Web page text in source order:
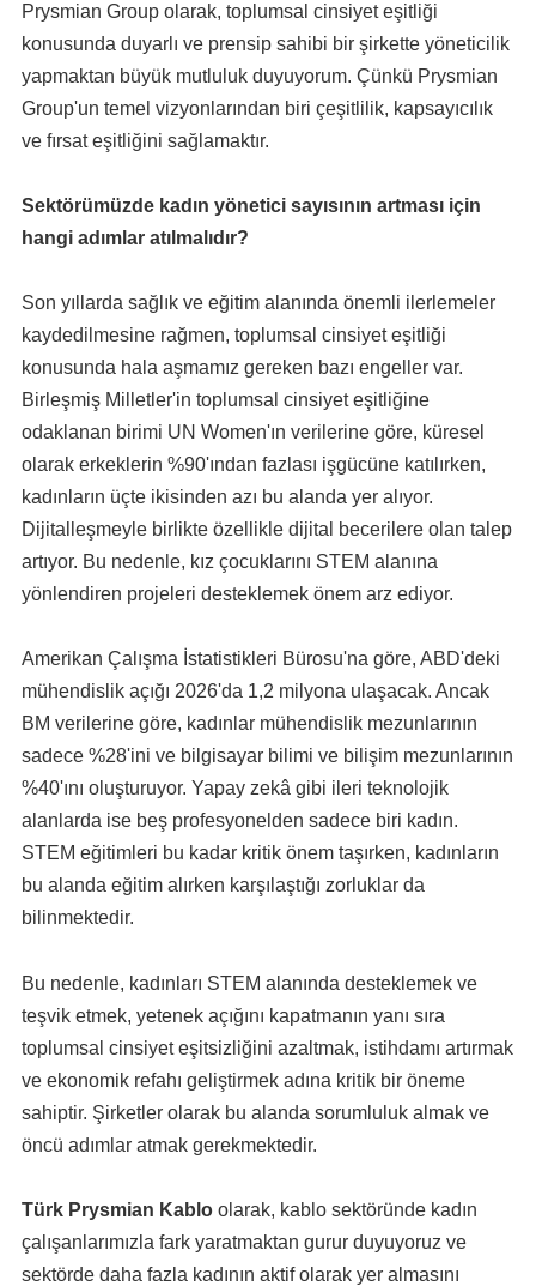
Prysmian Group olarak, toplumsal cinsiyet eşitliği
konusunda duyarlı ve prensip sahibi bir şirkette yöneticilik
yapmaktan büyük mutluluk duyuyorum. Çünkü Prysmian
Group'un temel vizyonlarından biri çeşitlilik, kapsayıcılık
ve fırsat eşitliğini sağlamaktır.
Sektörümüzde kadın yönetici sayısının artması için
hangi adımlar atılmalıdır?
Son yıllarda sağlık ve eğitim alanında önemli ilerlemeler
kaydedilmesine rağmen, toplumsal cinsiyet eşitliği
konusunda hala aşmamız gereken bazı engeller var.
Birleşmiş Milletler'in toplumsal cinsiyet eşitliğine
odaklanan birimi UN Women'ın verilerine göre, küresel
olarak erkeklerin %90'ından fazlası işgücüne katılırken,
kadınların üçte ikisinden azı bu alanda yer alıyor.
Dijitalleşmeyle birlikte özellikle dijital becerilere olan talep
artıyor. Bu nedenle, kız çocuklarını STEM alanına
yönlendiren projeleri desteklemek önem arz ediyor.
Amerikan Çalışma İstatistikleri Bürosu'na göre, ABD'deki
mühendislik açığı 2026'da 1,2 milyona ulaşacak. Ancak
BM verilerine göre, kadınlar mühendislik mezunlarının
sadece %28'ini ve bilgisayar bilimi ve bilişim mezunlarının
%40'ını oluşturuyor. Yapay zekâ gibi ileri teknolojik
alanlarda ise beş profesyonelden sadece biri kadın.
STEM eğitimleri bu kadar kritik önem taşırken, kadınların
bu alanda eğitim alırken karşılaştığı zorluklar da
bilinmektedir.
Bu nedenle, kadınları STEM alanında desteklemek ve
teşvik etmek, yetenek açığını kapatmanın yanı sıra
toplumsal cinsiyet eşitsizliğini azaltmak, istihdamı artırmak
ve ekonomik refahı geliştirmek adına kritik bir öneme
sahiptir. Şirketler olarak bu alanda sorumluluk almak ve
öncü adımlar atmak gerekmektedir.
Türk Prysmian Kabloolarak, kablo sektöründe kadın
çalışanlarımızla fark yaratmaktan gurur duyuyoruz ve
sektörde daha fazla kadının aktif olarak yer almasını